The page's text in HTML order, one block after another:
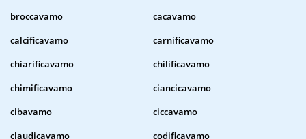
broccavamo
cacavamo
calcificavamo
carnificavamo
chiarificavamo
chilificavamo
chimificavamo
ciancicavamo
cibavamo
ciccavamo
claudicavamo
codificavamo